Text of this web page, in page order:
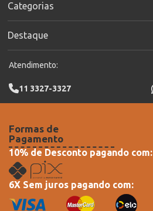
Categorias
Destaque
Atendimento:
11 3327-3327
Formas de
Pagamento
10% de Desconto pagando com:
6X Sem juros pagando com: